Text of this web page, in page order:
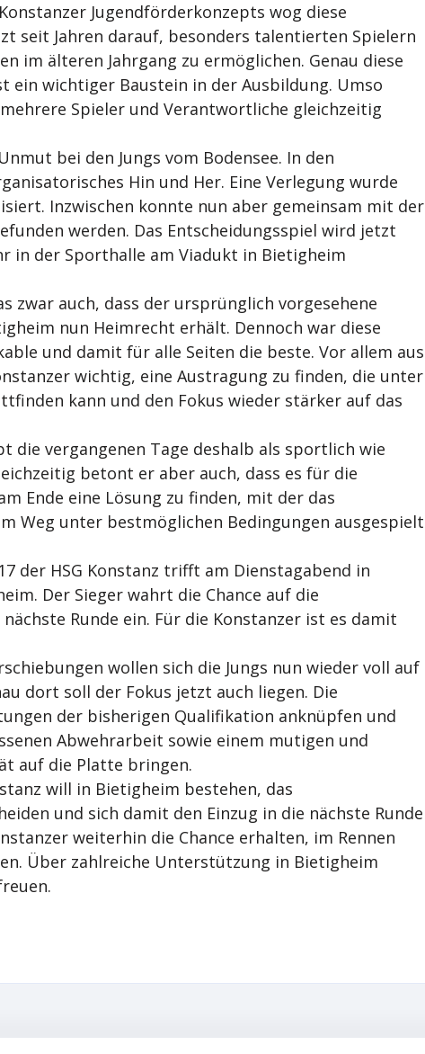
Jugendförderkonzepts wog diese
seit Jahren darauf, besonders talentierten Spielern
im älteren Jahrgang zu ermöglichen. Genau diese
ein wichtiger Baustein in der Ausbildung. Umso
Spieler und Verantwortliche gleichzeitig
bei den Jungs vom Bodensee. In den
Hin und Her. Eine Verlegung wurde
Inzwischen konnte nun aber gemeinsam mit der
werden. Das Entscheidungsspiel wird jetzt
in der Sporthalle am Viadukt in Bietigheim
zwar auch, dass der ursprünglich vorgesehene
nun Heimrecht erhält. Dennoch war diese
und damit für alle Seiten die beste. Vor allem aus
wichtig, eine Austragung zu finden, die unter
kann und den Fokus wieder stärker auf das
die vergangenen Tage deshalb als sportlich wie
betont er aber auch, dass es für die
Ende eine Lösung zu finden, mit der das
Weg unter bestmöglichen Bedingungen ausgespielt
der HSG Konstanz trifft am Dienstagabend in
Der Sieger wahrt die Chance auf die
Runde ein. Für die Konstanzer ist es damit
wollen sich die Jungs nun wieder voll auf
dort soll der Fokus jetzt auch liegen. Die
der bisherigen Qualifikation anknüpfen und
Abwehrarbeit sowie einem mutigen und
auf die Platte bringen.
will in Bietigheim bestehen, das
und sich damit den Einzug in die nächste Runde
weiterhin die Chance erhalten, im Rennen
Über zahlreiche Unterstützung in Bietigheim